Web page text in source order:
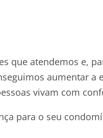
que atendemos e,
aumentar a
vivam com
para o seu